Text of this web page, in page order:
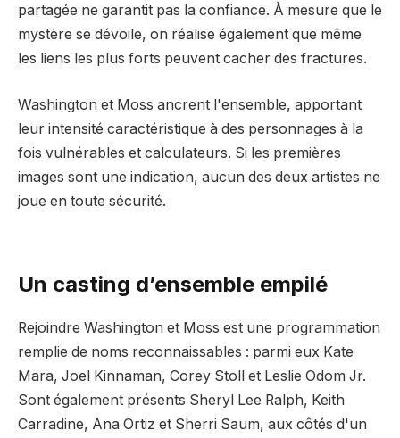
partagée ne garantit pas la confiance. À mesure que le
mystère se dévoile, on réalise également que même
les liens les plus forts peuvent cacher des fractures.
Washington et Moss ancrent l'ensemble, apportant
leur intensité caractéristique à des personnages à la
fois vulnérables et calculateurs. Si les premières
images sont une indication, aucun des deux artistes ne
joue en toute sécurité.
Un casting d’ensemble empilé
Rejoindre Washington et Moss est une programmation
remplie de noms reconnaissables : parmi eux Kate
Mara, Joel Kinnaman, Corey Stoll et Leslie Odom Jr.
Sont également présents Sheryl Lee Ralph, Keith
Carradine, Ana Ortiz et Sherri Saum, aux côtés d'un